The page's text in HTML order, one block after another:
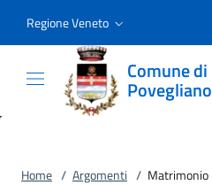
Regione Veneto
Comune di
Povegliano
Home / Argomenti / Matrimonio